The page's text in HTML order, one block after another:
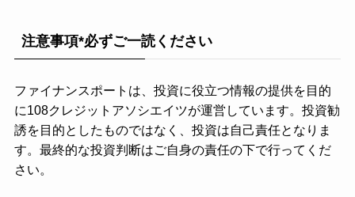
注意事項*必ずご一読ください
ファイナンスポートは、投資に役立つ情報の提供を目的
に108クレジットアソシエイツが運営しています。投資勧
誘を目的としたものではなく、投資は自己責任となりま
す。最終的な投資判断はご自身の責任の下で行ってくだ
さい。